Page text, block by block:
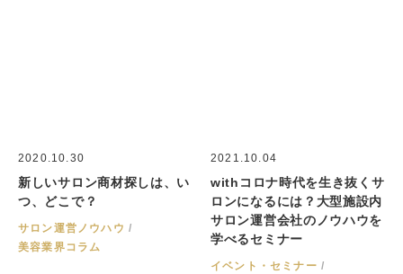
2020.10.30
新しいサロン商材探しは、い
つ、どこで？
サロン運営ノウハウ
美容業界コラム
2021.10.04
withコロナ時代を生き抜くサ
ロンになるには？大型施設内
サロン運営会社のノウハウを
学べるセミナー
イベント・セミナー